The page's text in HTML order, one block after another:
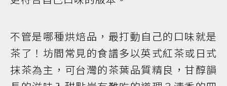
不管是哪種烘焙品，最打動自己的口味就是
茶了！坊間常見的食譜多以英式紅茶或日式
抹茶為主，可台灣的茶葉品質精良，甘醇韻